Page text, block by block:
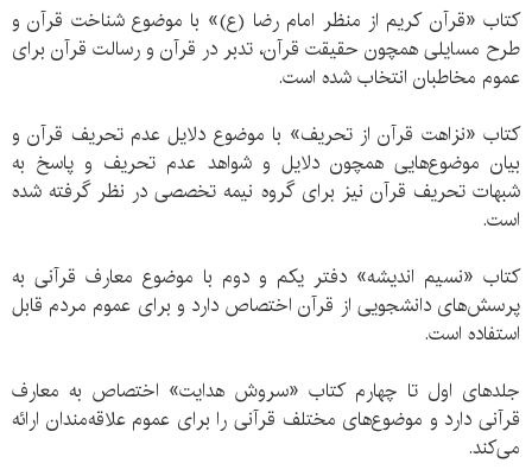
کتاب «قرآن کریم از منظر امام رضا (ع)» با موضوع شناخت قرآن و
طرح مسایلی همچون حقیقت قرآن، تدبر در قرآن و رسالت قرآن برای
عموم مخاطبان انتخاب شده است.
کتاب «نزاهت قرآن از تحریف» با موضوع دلایل عدم تحریف قرآن و
بیان موضوع‌هایی همچون دلایل و شواهد عدم تحریف و پاسخ به
شبهات تحریف قرآن نیز برای گروه نیمه تخصصی در نظر گرفته شده
است.
کتاب «نسیم اندیشه» دفتر یکم و دوم با موضوع معارف قرآنی به
پرسش‌های دانشجویی از قرآن اختصاص دارد و برای عموم مردم قابل
استفاده است.
جلدهای اول تا چهارم کتاب «سروش هدایت» اختصاص به معارف
قرآنی دارد و موضوع‌های مختلف قرآنی را برای عموم علاقه‌مندان ارائه
می‌کند.